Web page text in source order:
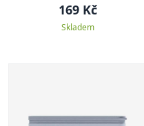
169 Kč
Skladem